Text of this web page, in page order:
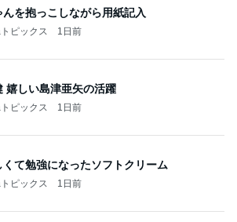
んを抱っこしながら用紙記入
ピックス 1日前
嬉しい島津亜矢の活躍
ピックス 1日前
くて勉強になったソフトクリーム
ピックス 1日前